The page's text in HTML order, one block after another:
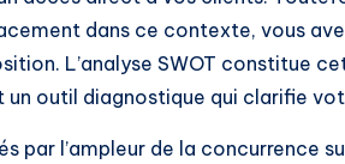
dans ce contexte, vous
L’analyse SWOT constitue
un outil diagnostique qui clarifie
par l’ampleur de la concurrence